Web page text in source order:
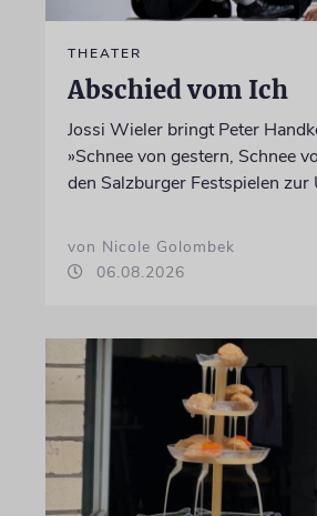
THEATER
Abschied vom Ich
Jossi Wieler bringt Peter
»Schnee von gestern, Schnee
den Salzburger Festspielen
von Nicole Golombek
06.08.2026